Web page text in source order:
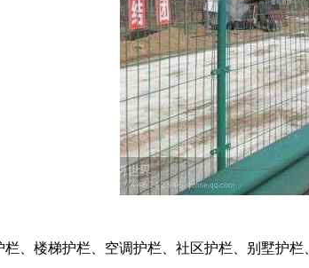
、楼梯护栏、空调护栏、社区护栏、别墅护